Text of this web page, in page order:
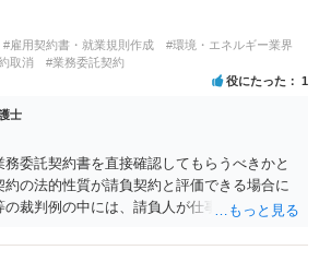
#雇用契約書・就業規則作成
#環境・エネルギー業界
取消 #業務委託契約
役にたった 1
士
委託契約書を直接確認してもらうべきかと
の法的性質が請負契約と評価できる場合に
の裁判例の中には、請負人が仕事を完成させ
準として判断すべきであるという見解を示